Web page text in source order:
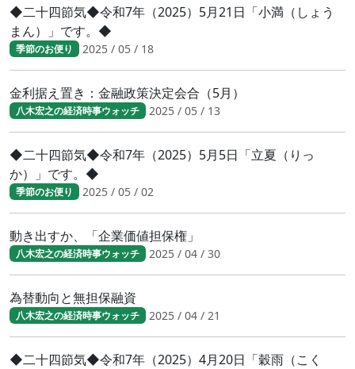
◆二十四節気◆令和7年（2025）5月21日「小満（しょう
まん）」です。◆
季節のお便り 2025 / 05 / 18
金利据え置き：金融政策決定会合（5月）
八木宏之の経済時事ウォッチ 2025 / 05 / 13
◆二十四節気◆令和7年（2025）5月5日「立夏（りっ
か）」です。◆
季節のお便り 2025 / 05 / 02
動き出すか、「企業価値担保権」
八木宏之の経済時事ウォッチ 2025 / 04 / 30
為替動向と無担保融資
八木宏之の経済時事ウォッチ 2025 / 04 / 21
◆二十四節気◆令和7年（2025）4月20日「穀雨（こく